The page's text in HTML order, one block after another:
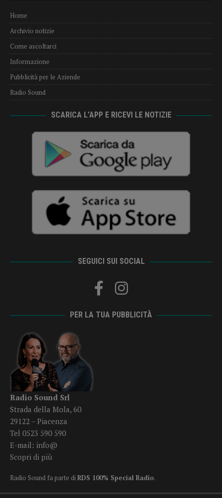
Home
Archivio notizie
Come ascoltarci
Informazione
Pubblicità per le Aziende
Radio Sound
SCARICA L’APP E RICEVI LE NOTIZIE
SEGUICI SUI SOCIAL
PER LA TUA PUBBLICITÀ
Radio Sound Srl
Strada della Mola, 60
29122 – Piacenza
Tel 0523 590 590
E-mail: info@
Scopri di più
Radio Sound fa parte diRDS 100% Special Radio.